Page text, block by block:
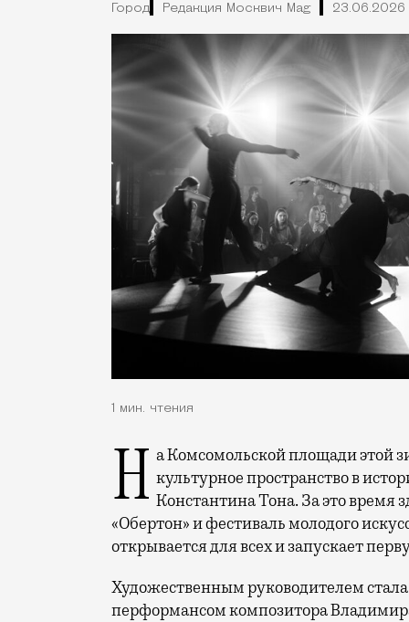
Город Редакция Москвич Mag 23.06.2026
1 мин. чтения
На Комсомольской площади этой зимой появился «Тон-Центр» — новое культурное пространство в
Константина Тона. За это время
«Обертон» и фестиваль молодого
открывается для всех и запускает
Художественным руководителем стала
перформансом композитора